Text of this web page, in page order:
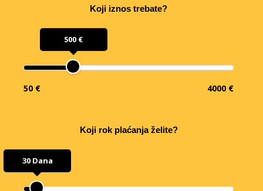
Koji iznos trebate?
500 €
50 € 4000 €
Koji rok plaćanja želite?
30 Dana